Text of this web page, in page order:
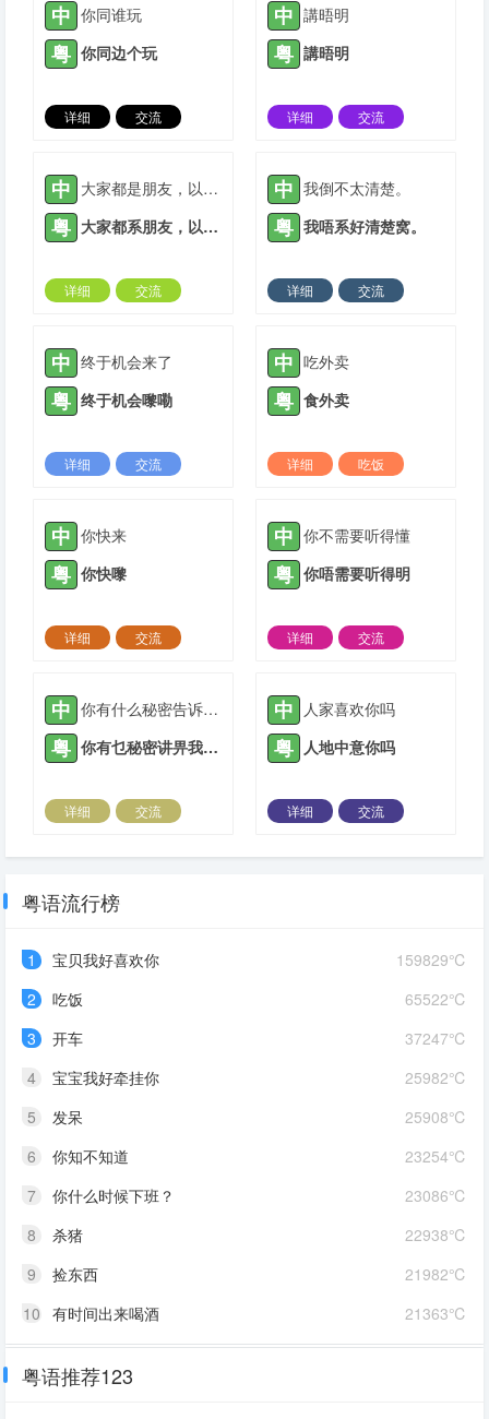
中 你同谁玩
粤 你同边个玩
详细
交流
中 講晤明
粤 講晤明
详细
交流
中 大家都是朋友，以后相互关照。
粤 大家都系朋友，以后相互关照。
详细
交流
中 我倒不太清楚。
粤 我唔系好清楚窝。
详细
交流
中 终于机会来了
粤 终于机会嚟嘞
详细
交流
中 吃外卖
粤 食外卖
详细
吃饭
中 你快来
粤 你快嚟
详细
交流
中 你不需要听得懂
粤 你唔需要听得明
详细
交流
中 你有什么秘密告诉我？
粤 你有乜秘密讲畀我知？
详细
交流
中 人家喜欢你吗
粤 人地中意你吗
详细
交流
粤语流行榜
159829℃
1
宝贝我好喜欢你
65522℃
2
吃饭
37247℃
3
开车
25982℃
4
宝宝我好牵挂你
25908℃
5
发呆
23254℃
6
你知不知道
23086℃
7
你什么时候下班？
22938℃
8
杀猪
21982℃
9
捡东西
21363℃
10 有时间出来喝酒
粤语推荐123